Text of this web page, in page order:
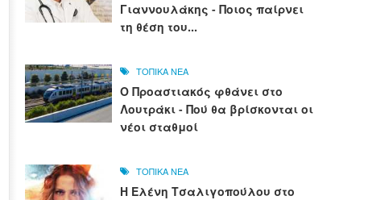
Γιαννουλάκης - Ποιος παίρνει
τη θέση του...
ΤΟΠΙΚΑ ΝΕΑ
Ο Προαστιακός φθάνει στο
Λουτράκι - Πού θα βρίσκονται οι
νέοι σταθμοί
ΤΟΠΙΚΑ ΝΕΑ
Η Ελένη Τσαλιγοπούλου στο